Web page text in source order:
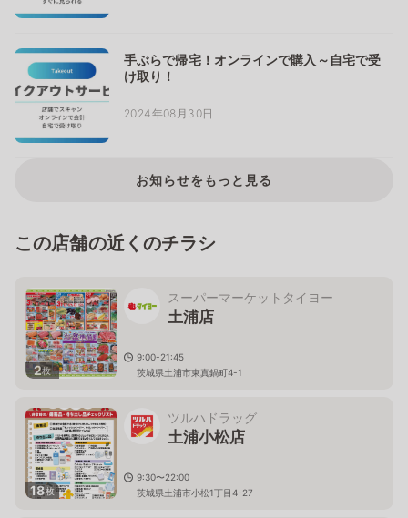
手ぶらで帰宅！オンラインで購入～自宅で受
け取り！
2024年08月30日
お知らせをもっと見る
この店舗の近くのチラシ
2枚
スーパーマーケットタイヨー
土浦店
9:00-21:45
茨城県土浦市東真鍋町4-1
18枚
ツルハドラッグ
土浦小松店
9:30〜22:00
茨城県土浦市小松1丁目4-27